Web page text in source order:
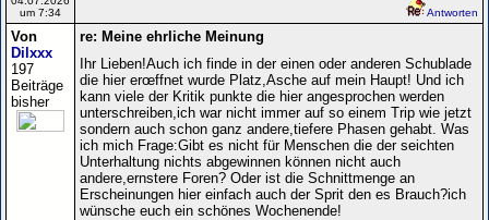
um 7:34
Antworten
Von
Dilxxx
197
Beiträge
bisher
re: Meine ehrliche Meinung
Ihr Lieben!Auch ich finde in der einen oder anderen Schublade
die hier erœffnet wurde Platz,Asche auf mein Haupt! Und ich
kann viele der Kritik punkte die hier angesprochen werden
unterschreiben,ich war nicht immer auf so einem Trip wie jetzt
sondern auch schon ganz andere,tiefere Phasen gehabt. Was
ich mich Frage:Gibt es nicht für Menschen die der seichten
Unterhaltung nichts abgewinnen können nicht auch
andere,ernstere Foren? Oder ist die Schnittmenge an
Erscheinungen hier einfach auch der Sprit den es Brauch?ich
wünsche euch ein schönes Wochenende!